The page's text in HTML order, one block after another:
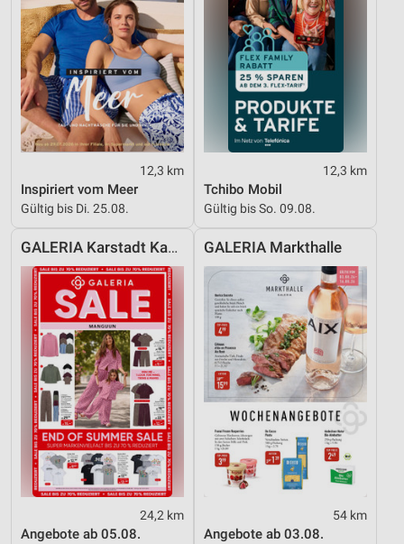
12,3 km
Inspiriert vom Meer
Gültig bis Di. 25.08.
12,3 km
Tchibo Mobil
Gültig bis So. 09.08.
GALERIA Karstadt Kaufhof
24,2 km
Angebote ab 05.08.
GALERIA Markthalle
54 km
Angebote ab 03.08.